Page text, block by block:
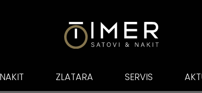
ZLATARA SERVIS